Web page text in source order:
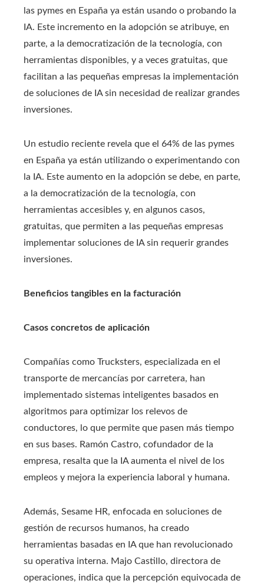
las pymes en España ya están usando o probando la
IA. Este incremento en la adopción se atribuye, en
parte, a la democratización de la tecnología, con
herramientas disponibles, y a veces gratuitas, que
facilitan a las pequeñas empresas la implementación
de soluciones de IA sin necesidad de realizar grandes
inversiones.
Un estudio reciente revela que el 64% de las pymes
en España ya están utilizando o experimentando con
la IA. Este aumento en la adopción se debe, en parte,
a la democratización de la tecnología, con
herramientas accesibles y, en algunos casos,
gratuitas, que permiten a las pequeñas empresas
implementar soluciones de IA sin requerir grandes
inversiones.​
Beneficios tangibles en la facturación
Casos concretos de aplicación
Compañías como Trucksters, especializada en el
transporte de mercancías por carretera, han
implementado sistemas inteligentes basados en
algoritmos para optimizar los relevos de
conductores, lo que permite que pasen más tiempo
en sus bases. Ramón Castro, cofundador de la
empresa, resalta que la IA aumenta el nivel de los
empleos y mejora la experiencia laboral y humana.
Además, Sesame HR, enfocada en soluciones de
gestión de recursos humanos, ha creado
herramientas basadas en IA que han revolucionado
su operativa interna. Majo Castillo, directora de
operaciones, indica que la percepción equivocada de